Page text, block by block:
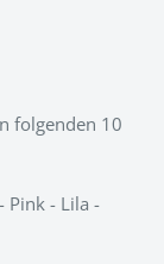
folgenden 10
Pink - Lila -